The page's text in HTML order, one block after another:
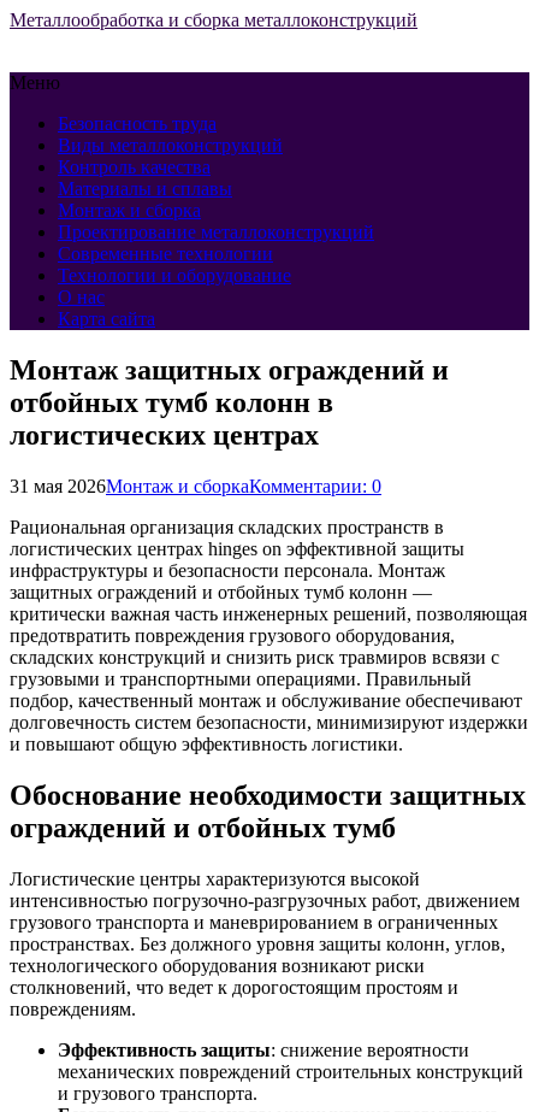
Металлообработка и сборка металлоконструкций
Меню
Безопасность труда
Виды металлоконструкций
Контроль качества
Материалы и сплавы
Монтаж и сборка
Проектирование металлоконструкций
Современные технологии
Технологии и оборудование
О нас
Карта сайта
Монтаж защитных ограждений и
отбойных тумб колонн в
логистических центрах
31 мая 2026Монтаж и сборкаКомментарии: 0
Рациональная организация складских пространств в
логистических центрах hinges on эффективной защиты
инфраструктуры и безопасности персонала. Монтаж
защитных ограждений и отбойных тумб колонн —
критически важная часть инженерных решений, позволяющая
предотвратить повреждения грузового оборудования,
складских конструкций и снизить риск травмиров всвязи с
грузовыми и транспортными операциями. Правильный
подбор, качественный монтаж и обслуживание обеспечивают
долговечность систем безопасности, минимизируют издержки
и повышают общую эффективность логистики.
Обоснование необходимости защитных
ограждений и отбойных тумб
Логистические центры характеризуются высокой
интенсивностью погрузочно-разгрузочных работ, движением
грузового транспорта и маневрированием в ограниченных
пространствах. Без должного уровня защиты колонн, углов,
технологического оборудования возникают риски
столкновений, что ведет к дорогостоящим простоям и
повреждениям.
Эффективность защиты: снижение вероятности
механических повреждений строительных конструкций
и грузового транспорта.